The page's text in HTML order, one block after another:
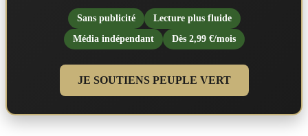
Sans publicité
Lecture plus fluide
Média indépendant
Dès 2,99 €/mois
JE SOUTIENS PEUPLE VERT